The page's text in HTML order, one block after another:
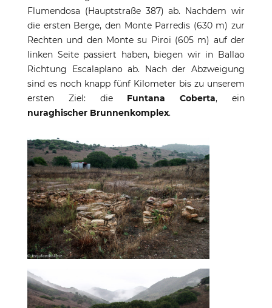
Nuraghen – prähistorische Bauten auf
Sardinen
Flumendosa (Hauptstraße 387) ab. Nachdem wir
die ersten Berge, den Monte Parredis (630 m) zur
Rechten und den Monte su Piroi (605 m) auf der
linken Seite passiert haben, biegen wir in Ballao
Richtung Escalaplano ab. Nach der Abzweigung
sind es noch knapp fünf Kilometer bis zu unserem
ersten Ziel: die Funtana Coberta, ein
nuraghischer Brunnenkomplex.